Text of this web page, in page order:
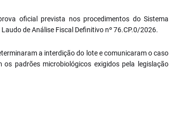
oficial prevista nos procedimentos do Sistema
de Análise Fiscal Definitivo nº 76.CP.0/2026.
a interdição do lote e comunicaram o caso
padrões microbiológicos exigidos pela legislação